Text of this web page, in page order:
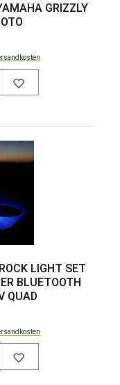
GRIZZLY
LIGHT SET
BLUETOOTH
QUAD